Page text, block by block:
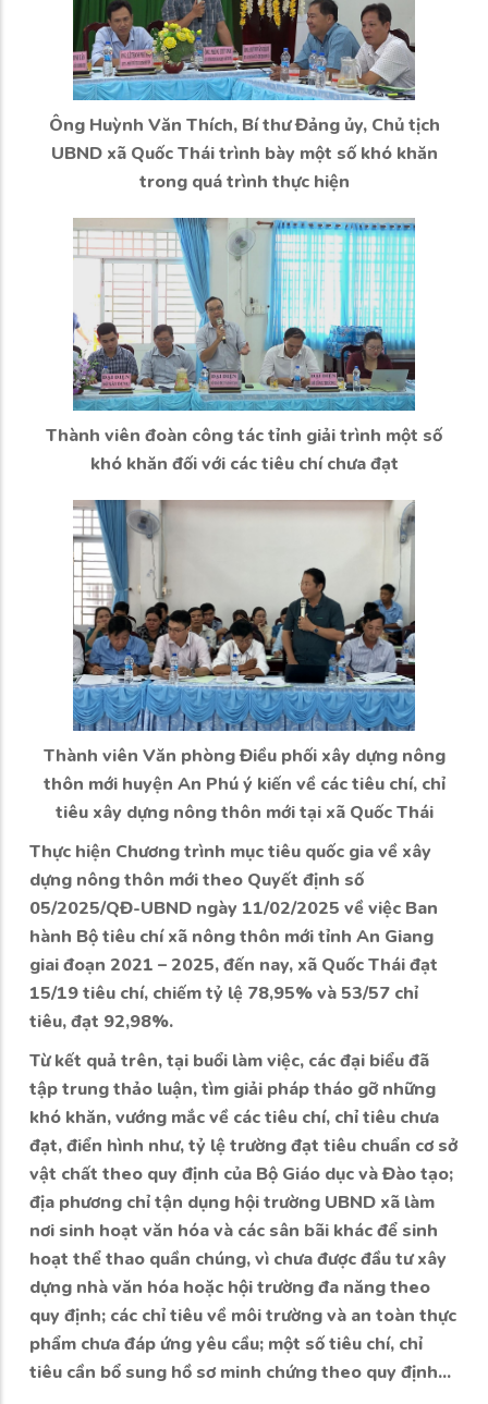
Ông Huỳnh Văn Thích, Bí thư Đảng ủy, Chủ tịch
UBND xã Quốc Thái trình bày một số khó khăn
trong quá trình thực hiện
Thành viên đoàn công tác tỉnh giải trình một số
khó khăn đối với các tiêu chí chưa đạt
Thành viên Văn phòng Điều phối xây dựng nông
thôn mới huyện An Phú ý kiến về các tiêu chí, chỉ
tiêu xây dựng nông thôn mới tại xã Quốc Thái
Thực hiện Chương trình mục tiêu quốc gia về xây
dựng nông thôn mới theo Quyết định số
05/2025/QĐ-UBND ngày 11/02/2025 về việc Ban
hành Bộ tiêu chí xã nông thôn mới tỉnh An Giang
giai đoạn 2021 – 2025, đến nay, xã Quốc Thái đạt
15/19 tiêu chí, chiếm tỷ lệ 78,95% và 53/57 chỉ
tiêu, đạt 92,98%.
Từ kết quả trên, tại buổi làm việc, các đại biểu đã
tập trung thảo luận, tìm giải pháp tháo gỡ những
khó khăn, vướng mắc về các tiêu chí, chỉ tiêu chưa
đạt, điển hình như, tỷ lệ trường đạt tiêu chuẩn cơ sở
vật chất theo quy định của Bộ Giáo dục và Đào tạo;
địa phương chỉ tận dụng hội trường UBND xã làm
nơi sinh hoạt văn hóa và các sân bãi khác để sinh
hoạt thể thao quần chúng, vì chưa được đầu tư xây
dựng nhà văn hóa hoặc hội trường đa năng theo
quy định; các chỉ tiêu về môi trường và an toàn thực
phẩm chưa đáp ứng yêu cầu; một số tiêu chí, chỉ
tiêu cần bổ sung hồ sơ minh chứng theo quy định...